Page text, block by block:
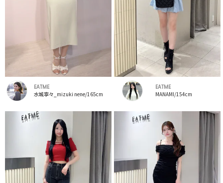
EATME
水城寧々_mizuki nene/165cm
EATME
MANAMI/154cm